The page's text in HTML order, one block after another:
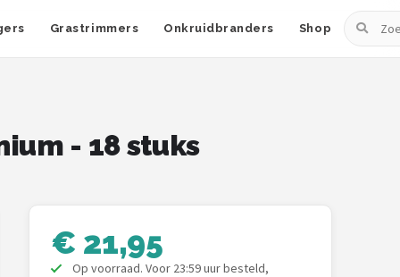
Grastrimmers Onkruidbranders Shop
Zoeken
- 18 stuks
€ 21,95
Op voorraad. Voor 23:59 uur besteld,